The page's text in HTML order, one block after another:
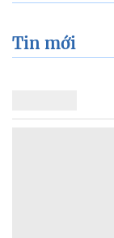
Tin mới